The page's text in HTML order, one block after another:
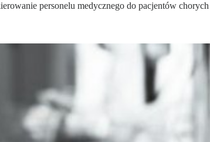
personelu medycznego do pacjentów